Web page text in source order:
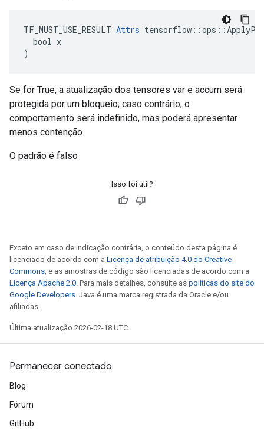
TF_MUST_USE_RESULT Attrs
  bool x
)
Se for True, a atualização dos tensores var e accum será
protegida por um bloqueio; caso contrário, o
comportamento será indefinido, mas poderá apresentar
menos contenção.
O padrão é falso
Isso foi útil?
Exceto em caso de indicação contrária, o conteúdo desta página é
licenciado de acordo com a Licença de atribuição 4.0 do Creative
Commons, e as amostras de código são licenciadas de acordo com a
Licença Apache 2.0. Para mais detalhes, consulte as políticas do site do
Google Developers. Java é uma marca registrada da Oracle e/ou
afiliadas.
Última atualização 2026-02-18 UTC.
Permanecer conectado
Blog
Fórum
GitHub